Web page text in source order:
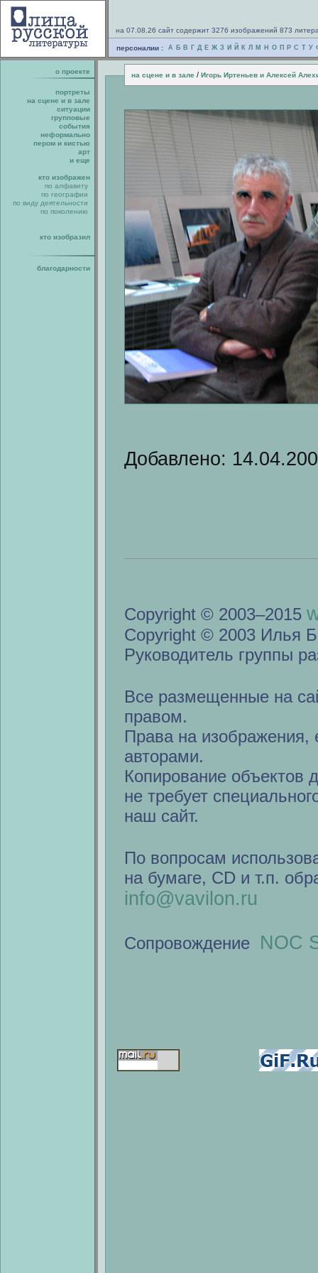
на 07.08.26 сайт содержит 3276 изображений 873
персоналии : А Б В Г Д Е Ж З И Й К Л М Н О П Р С Т У
о проекте на сцене и в зале / Игорь Иртеньев и Алексей
портреты
на сцене и в зале
ситуации
групповые
события
неформально
пером и кистью
арт
и еще
кто изображен
по алфавиту
по географии
по виду деятельности
по поколению
кто изобразил
благодарности
Добавлено:
Copyright © 2003–2015
Copyright © 2003 Илья
Руководитель группы
Все размещенные на
правом.
Права на изображения,
авторами.
Копирование объектов
не требует
наш сайт.
По вопросам
на бумаге, CD и т.п.
info@vavilon.ru
Сопровождение NOC